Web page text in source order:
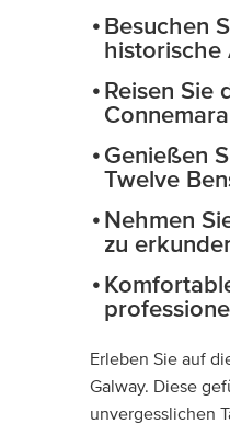
Besuchen
historische
Reisen Sie
Genießen
Twelve
Nehmen
zu
Erleben Sie auf
Galway. Diese
unvergesslichen